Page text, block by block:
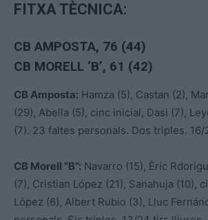
FITXA TÈCNICA:
CB AMPOSTA, 76 (44)
CB MORELL ‘B’, 61 (42)
CB Amposta: Hamza (5), Castan (2),
(29), Abella (5), cinc inicial, Dasi (7),
(7). 23 faltes personals. Dos triples.
CB Morell “B”: Navarro (15), Èric
(7), Cristian López (21), Sanahuja (10),
López (6), Albert Rubio (3), Lluc